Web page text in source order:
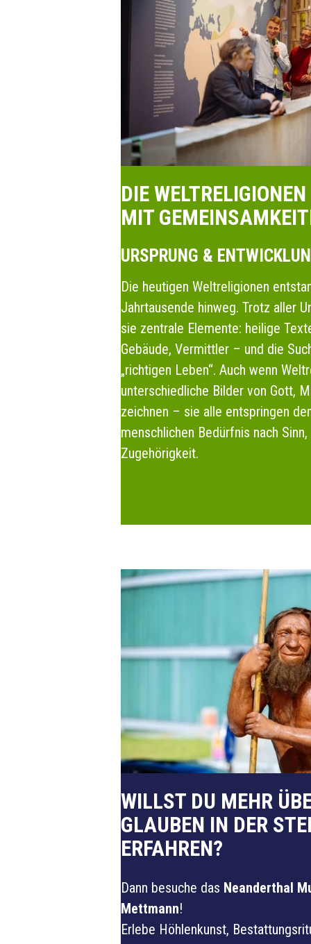
DIE
MIT
URSPRUNG &
Die heutigen Weltreligionen
Jahrtausende hinweg. Trotz aller
sie zentrale Elemente: heilige
Gebäude, Vermittler – und die
„richtigen Leben“. Auch wenn
unterschiedliche Bilder von Gott,
zeichnen – sie alle entspringen
menschlichen Bedürfnis nach
Zugehörigkeit.
WILLST DU MEHR
GLAUBEN IN DER
ERFAHREN?
Dann besuche das Neanderthal
Mettmann!
Erlebe Höhlenkunst,